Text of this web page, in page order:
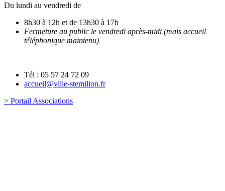
Du lundi au vendredi de
8h30 à 12h et de 13h30 à 17h
Fermeture au public le vendredi après-midi (mais accueil
téléphonique maintenu)
Tél : 05 57 24 72 09
accueil@ville-stemilion.fr
> Portail Associations